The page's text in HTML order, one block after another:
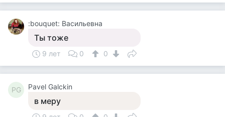
:bouquet: Васильевна
Ты тоже
9 лет 0 0
PG Pavel Galckin
в меру